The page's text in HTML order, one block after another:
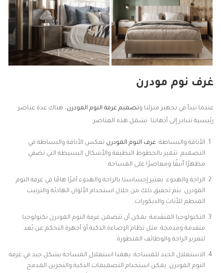
غرف نوم مودرن
عندما نبدأ في تجهيز منزلنا وتصميم غرفة النوم المودرن، هناك عدة عناصر
رئيسية تتبادر إلى أذهاننا. تشمل هذه العناصر:
الأناقة والبساطة: غرف النوم المودرن تعكس الأناقة والبساطة في
التصميم. تتميز بالخطوط النظيفة والأشكال البسيطة التي تضفي
مظهرًا أنيقًا ومعاصرًا على المساحة.
الراحة والهدوء: يعتبر إحساسنا بالراحة والهدوء أمرًا هامًا في غرفة النوم
المودرن. يتم تحقيق ذلك من خلال استخدام الألوان الهادئة والترتيب
المنظم للأثاث والديكورات.
التكنولوجيا المتقدمة: يمكن أن تتضمن غرفة النوم المودرن تكنولوجيا
متقدمة ومدمجة. مثل نظام الإضاءة الذكية أو أجهزة التحكم عن بُعد
لتعزيز الراحة والوظائف المتطورة.
الاستغلال الجيد للمساحة: يهمنا استغلال المساحة بشكل جيد في غرفة
النوم المودرن. يمكن استخدام التصميمات الذكية والتخزين المدمج